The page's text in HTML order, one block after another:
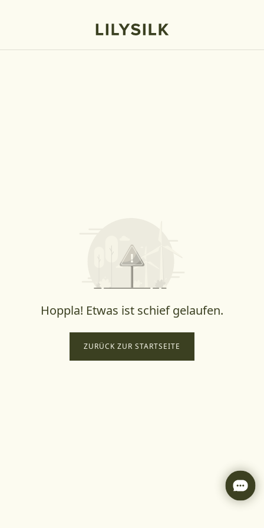
Hoppla! Etwas ist schief gelaufen.
ZURÜCK ZUR STARTSEITE